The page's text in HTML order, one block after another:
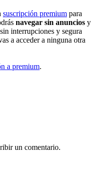
suscripción premium para
navegar sin anuncios y
interrupciones y segura
a acceder a ninguna otra
a premium.
un comentario.